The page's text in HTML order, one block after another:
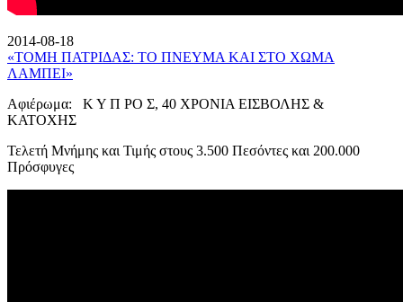
2014-08-18
«ΤΟΜΗ ΠΑΤΡΙΔΑΣ: ΤΟ ΠΝΕΥΜΑ ΚΑΙ ΣΤΟ ΧΩΜΑ
ΛΑΜΠΕΙ»
Αφιέρωμα: Κ Υ Π ΡΟ Σ, 40 ΧΡΟΝΙΑ ΕΙΣΒΟΛΗΣ &
ΚΑΤΟΧΗΣ
Τελετή Μνήμης και Τιμής στους 3.500 Πεσόντες και 200.000
Πρόσφυγες